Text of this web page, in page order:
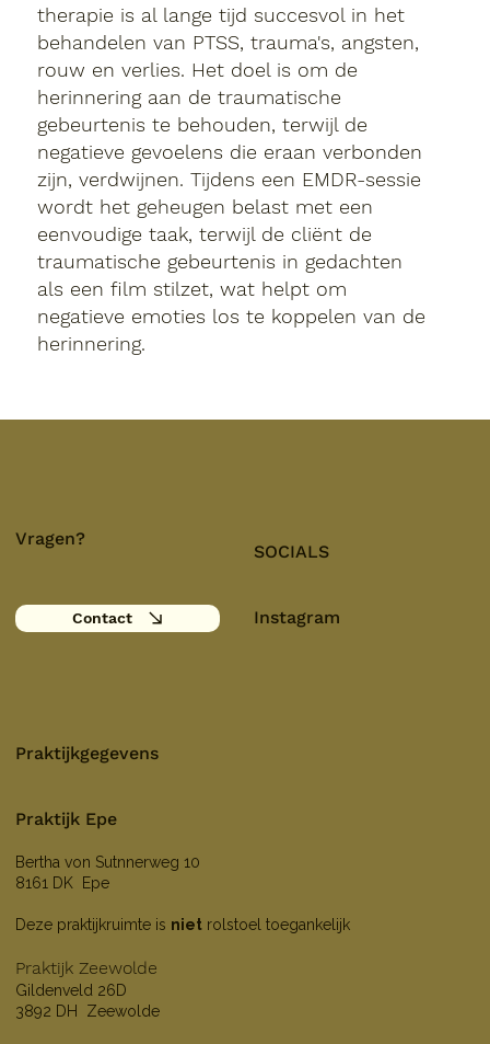
therapie is al lange tijd succesvol in het
behandelen van PTSS, trauma's, angsten,
rouw en verlies. Het doel is om de
herinnering aan de traumatische
gebeurtenis te behouden, terwijl de
negatieve gevoelens die eraan verbonden
zijn, verdwijnen. Tijdens een EMDR-sessie
wordt het geheugen belast met een
eenvoudige taak, terwijl de cliënt de
traumatische gebeurtenis in gedachten
als een film stilzet, wat helpt om
negatieve emoties los te koppelen van de
herinnering.
SOCIALS
Instagram
Vragen?
Contact
Praktijkgegevens
Praktijk Epe
Bertha von Sutnnerweg 10
8161 DK Epe
Deze praktijkruimte is nietrolstoel toegankelijk
Praktijk Zeewolde
Gildenveld 26D
3892 DH Zeewolde